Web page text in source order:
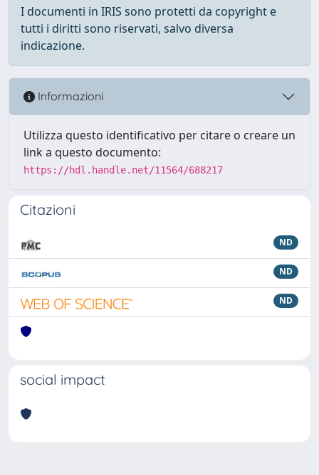
I documenti in IRIS sono protetti da copyright e
tutti i diritti sono riservati, salvo diversa
indicazione.
Informazioni
Utilizza questo identificativo per citare o creare un
link a questo documento:
https://hdl.handle.net/11564/688217
Citazioni
ND
ND
ND
social impact